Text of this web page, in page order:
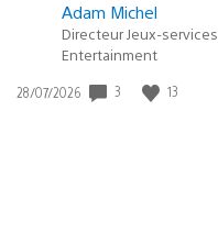
Adam Michel
Directeur Jeux-
Entertainment
Date
28/07/2026 3 13